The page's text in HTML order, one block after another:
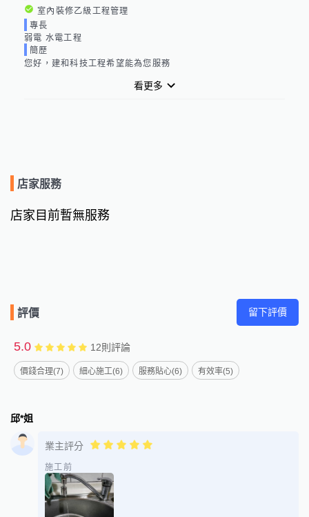
室內裝修乙級工程管理
專長
弱電 水電工程
簡歷
您好，建和科技工程希望能為您服務
看更多
店家服務
店家目前暫無服務
評價 留下評價
5.0 12則評論
價錢合理(7) 細心施工(6) 服務貼心(6) 有效率(5)
邱*姐
業主評分
施工前